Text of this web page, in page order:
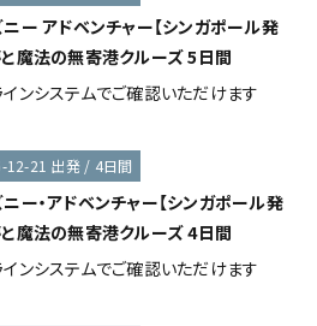
ニー アドベンチャー【シンガポール発
と魔法の無寄港クルーズ 5日間
インシステムでご確認いただけます
12-21 出発 / 4日間
ニー・アドベンチャー【シンガポール発
と魔法の無寄港クルーズ 4日間
インシステムでご確認いただけます